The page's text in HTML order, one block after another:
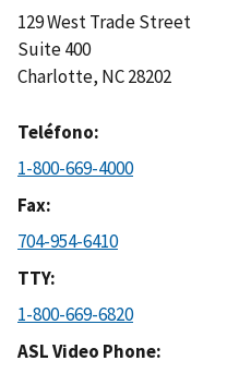
129 West Trade Street
Suite 400
Charlotte, NC28202
Teléfono
1-800-669-4000
Fax
704-954-6410
TTY
1-800-669-6820
ASL Video Phone